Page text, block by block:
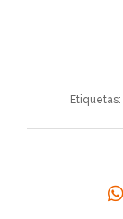
Etiquetas: